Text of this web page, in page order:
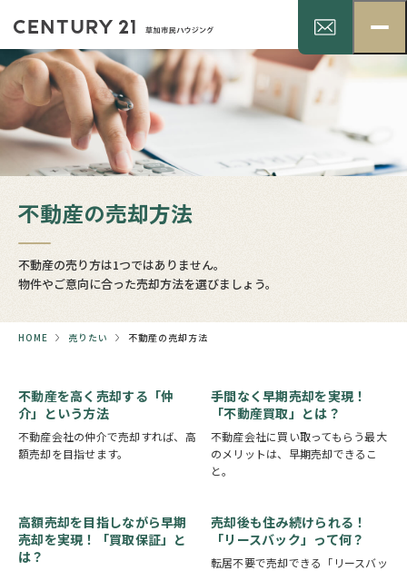
不動産の売却方法
不動産の売り方は1つではありません。
物件やご意向に合った売却方法を選びましょう。
HOME 売りたい 不動産の売却方法
不動産を高く売却する「仲
介」という方法
不動産会社の仲介で売却すれば、高
額売却を目指せます。
手間なく早期売却を実現！
「不動産買取」とは？
不動産会社に買い取ってもらう最大
のメリットは、早期売却できるこ
と。
高額売却を目指しながら早期
売却を実現！「買取保証」と
は？
売却後も住み続けられる！
「リースバック」って何？
転居不要で売却できる「リースバッ